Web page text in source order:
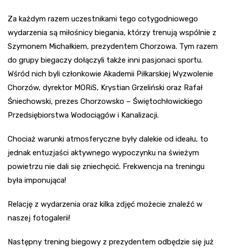
Za każdym razem uczestnikami tego cotygodniowego
wydarzenia są miłośnicy biegania, którzy trenują wspólnie z
Szymonem Michałkiem, prezydentem Chorzowa. Tym razem
do grupy biegaczy dołączyli także inni pasjonaci sportu.
Wśród nich byli członkowie Akademii Piłkarskiej Wyzwolenie
Chorzów, dyrektor MORiS, Krystian Grzeliński oraz Rafał
Śniechowski, prezes Chorzowsko – Świętochłowickiego
Przedsiębiorstwa Wodociągów i Kanalizacji.
Chociaż warunki atmosferyczne były dalekie od ideału, to
jednak entuzjaści aktywnego wypoczynku na świeżym
powietrzu nie dali się zniechęcić. Frekwencja na treningu
była imponująca!
Relację z wydarzenia oraz kilka zdjęć możecie znaleźć w
naszej fotogalerii!
Następny trening biegowy z prezydentem odbędzie się już